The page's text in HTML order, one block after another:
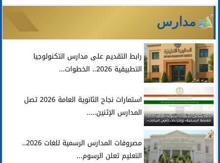
مدارس
رابط التقديم على مدارس التكنولوجيا
التطبيقية 2026.. الخطوات...
استمارات نجاح الثانوية العامة 2026 تصل
المدارس الإثنين.....
مصروفات المدارس الرسمية للغات 2026..
التعليم تعلن الرسوم...